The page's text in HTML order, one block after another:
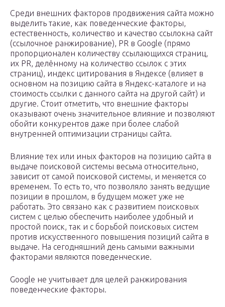
Среди внешних факторов продвижения сайта можно
выделить такие, как поведенческие факторы,
естественность, количество и качество ссылокна сайт
(ссылочное ранжирование), PR в Google (прямо
пропорционален количеству ссылающихся страниц,
их PR, делённому на количество ссылок с этих
страниц), индекс цитирования в Яндексе (влияет в
основном на позицию сайта в Яндекс-каталоге и на
стоимость ссылки с данного сайта на другой сайт) и
другие. Стоит отметить, что внешние факторы
оказывают очень значительное влияние и позволяют
обойти конкурентов даже при более слабой
внутренней оптимизации страницы сайта.
Влияние тех или иных факторов на позицию сайта в
выдаче поисковой системы весьма относительно,
зависит от самой поисковой системы, и меняется со
временем. То есть то, что позволяло занять ведущие
позиции в прошлом, в будущем может уже не
работать. Это связано как с развитием поисковых
систем с целью обеспечить наиболее удобный и
простой поиск, так и с борьбой поисковых систем
против искусственного повышения позиций сайта в
выдаче. На сегодняшний день самыми важными
факторами являются поведенческие.
Google не учитывает для целей ранжирования
поведенческие факторы.